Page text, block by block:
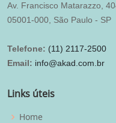
Av. Francisco Matarazzo,
05001-000, São Paulo - SP
Telefone: (11) 2117-2500
Email: info@akad.com.br
Links úteis
Home